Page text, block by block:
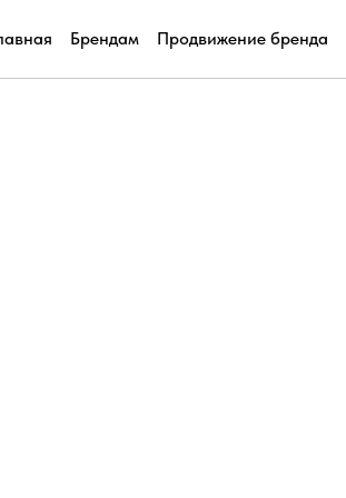
Брендам Продвижение бренда